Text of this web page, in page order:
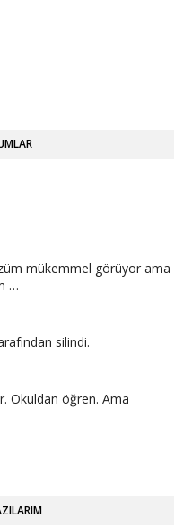
mükemmel görüyor ama
…
silindi.
Okuldan öğren. Ama